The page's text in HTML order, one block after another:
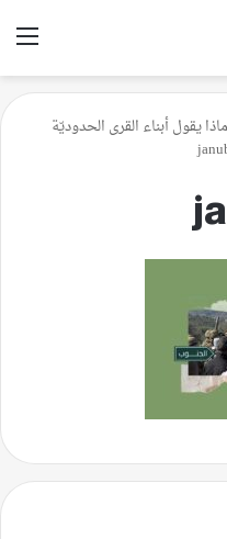
يقول أبناء القرى الحدوديّة